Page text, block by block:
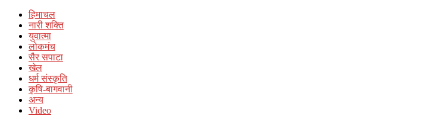
हिमाचल
नारी शक्ति
युवात्मा
लोकमंच
सैर सपाटा
खेल
धर्म संस्कृति
कृषि-बागवानी
अन्य
Video